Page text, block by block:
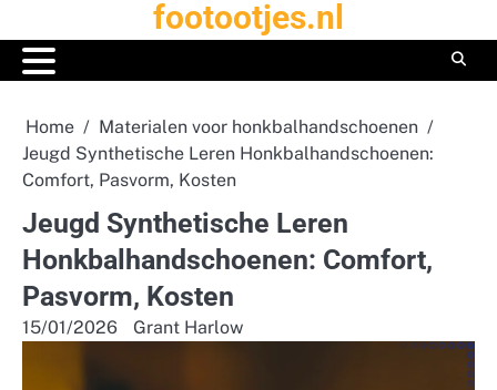
to
content
footootjes.nl
Home
Materialen voor honkbalhandschoenen
Jeugd Synthetische Leren Honkbalhandschoenen:
Comfort, Pasvorm, Kosten
Jeugd Synthetische Leren
Honkbalhandschoenen: Comfort,
Pasvorm, Kosten
15/01/2026 Grant Harlow